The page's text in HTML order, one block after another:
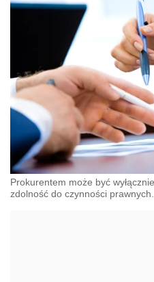
Prokurentem może być
zdolność do czynności prawnych.